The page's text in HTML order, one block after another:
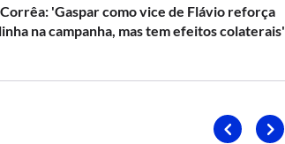
'Gaspar como vice de Flávio reforça
na campanha, mas tem efeitos colaterais'